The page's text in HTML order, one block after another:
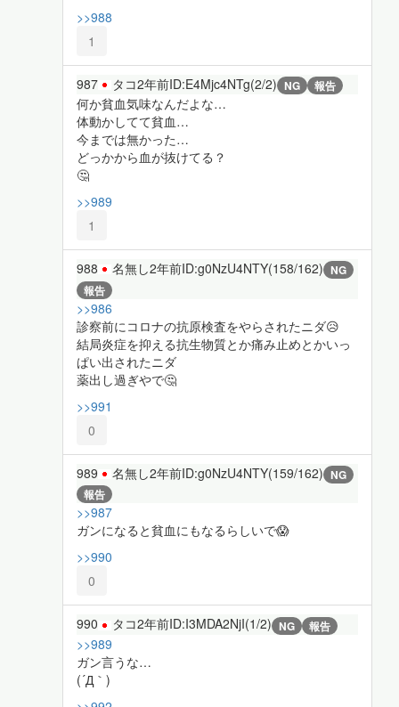
>>988
1
987 タコ2年前ID:E4Mjc4NTg(2/2) NG 報告
何か貧血気味なんだよな…
体動かしてて貧血…
今までは無かった…
どっかから血が抜けてる？
🤔
>>989
1
988 名無し2年前ID:g0NzU4NTY(158/162) NG
報告
>>986
診察前にコロナの抗原検査をやらされたニダ😥
結局炎症を抑える抗生物質とか痛み止めとかいっ
ぱい出されたニダ
薬出し過ぎやで🤔
>>991
0
989 名無し2年前ID:g0NzU4NTY(159/162) NG
報告
>>987
ガンになると貧血にもなるらしいで😱
>>990
0
990 タコ2年前ID:I3MDA2NjI(1/2) NG 報告
>>989
ガン言うな…
(´Д｀)